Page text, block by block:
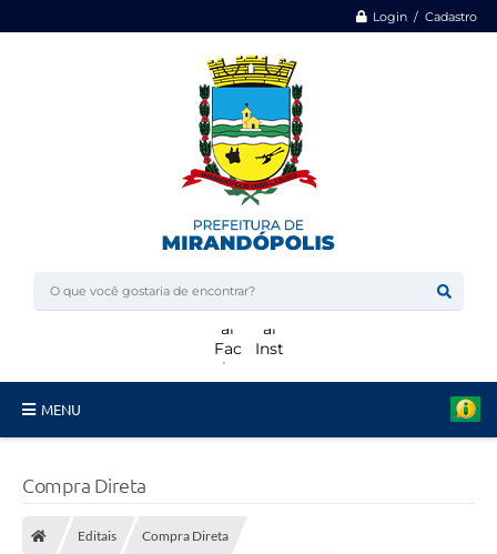
Login / Cadastro
MENU
Licitações
Compra Direta
Editais Compra Direta